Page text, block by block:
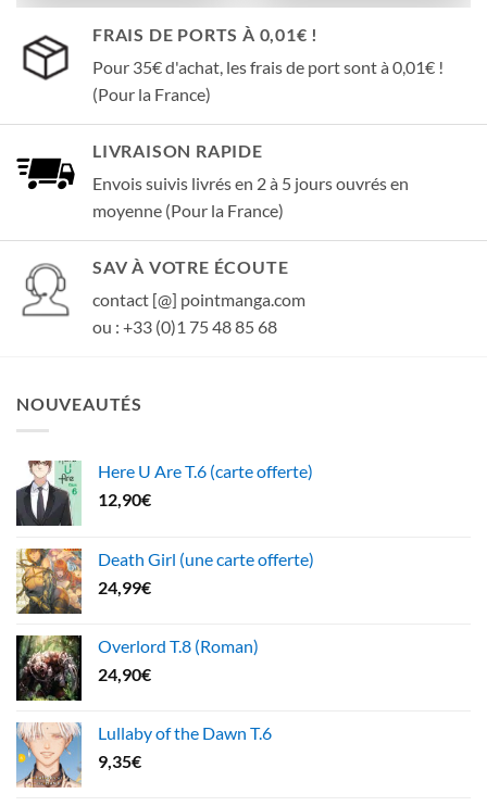
FRAIS DE PORTS À 0,01€ !
Pour 35€ d'achat, les frais de port sont à 0,01€ !
(Pour la France)
LIVRAISON RAPIDE
Envois suivis livrés en 2 à 5 jours ouvrés en
moyenne (Pour la France)
SAV À VOTRE ÉCOUTE
contact [@] pointmanga.com
ou : +33 (0)1 75 48 85 68
NOUVEAUTÉS
Here U Are T.6 (carte offerte)
12,90€
Death Girl (une carte offerte)
24,99€
Overlord T.8 (Roman)
24,90€
Lullaby of the Dawn T.6
9,35€